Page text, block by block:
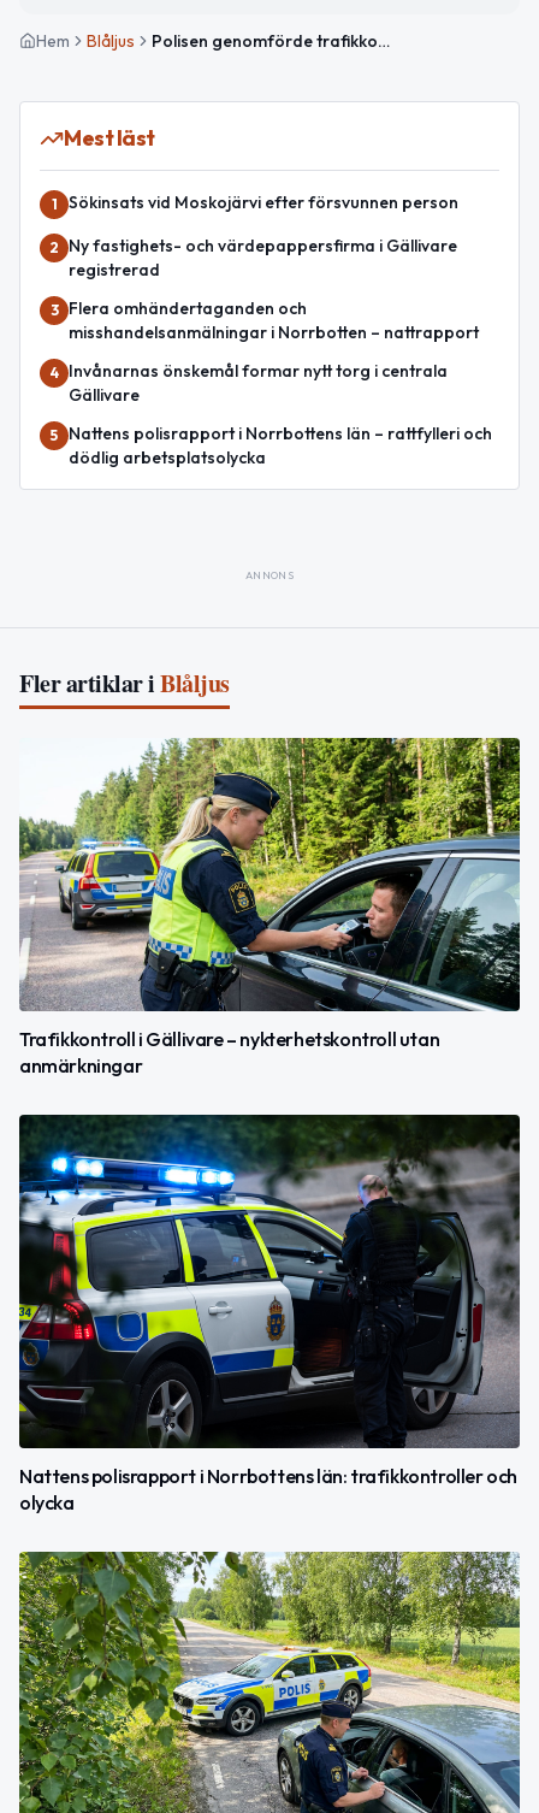
Hem Blåljus Polisen genomförde trafikkontroller i Norrbotten – flera böter utdelade
Mest läst
1 Sökinsats vid Moskojärvi efter försvunnen person
2
Ny fastighets- och värdepappersfirma i Gällivare
registrerad
3
Flera omhändertaganden och
misshandelsanmälningar i Norrbotten – nattrapport
4
Invånarnas önskemål formar nytt torg i centrala
Gällivare
5
Nattens polisrapport i Norrbottens län – rattfylleri och
dödlig arbetsplatsolycka
ANNONS
Fler artiklar iBlåljus
Trafikkontroll i Gällivare – nykterhetskontroll utan
anmärkningar
Nattens polisrapport i Norrbottens län: trafikkontroller och
olycka